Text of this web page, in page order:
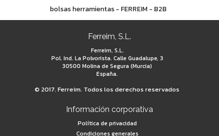
bolsas herramientas - FERREIM - B2B
Ferreim, S.L.
Ferreim, S.L.
Pol. Ind. La Polvorista. Calle Guadalupe, 3
30500 Molina de Segura (Murcia)
España.
© 2017. Ferreim. Todos los derechos reservados
Información corporativa
Política de privacidad
Condiciones generales